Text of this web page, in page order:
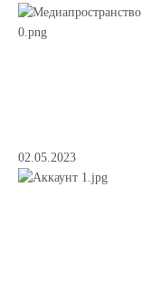
02.05.2023